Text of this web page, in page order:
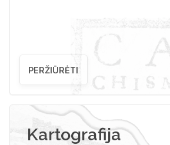
PERŽIŪRĖTI
Kartografija